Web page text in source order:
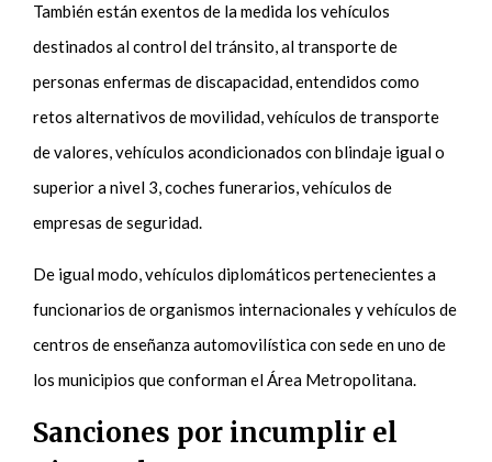
También están exentos de la medida los vehículos
destinados al control del tránsito, al transporte de
personas enfermas de discapacidad, entendidos como
retos alternativos de movilidad, vehículos de transporte
de valores, vehículos acondicionados con blindaje igual o
superior a nivel 3, coches funerarios, vehículos de
empresas de seguridad.
De igual modo, vehículos diplomáticos pertenecientes a
funcionarios de organismos internacionales y vehículos de
centros de enseñanza automovilística con sede en uno de
los municipios que conforman el Área Metropolitana.
Sanciones por incumplir el